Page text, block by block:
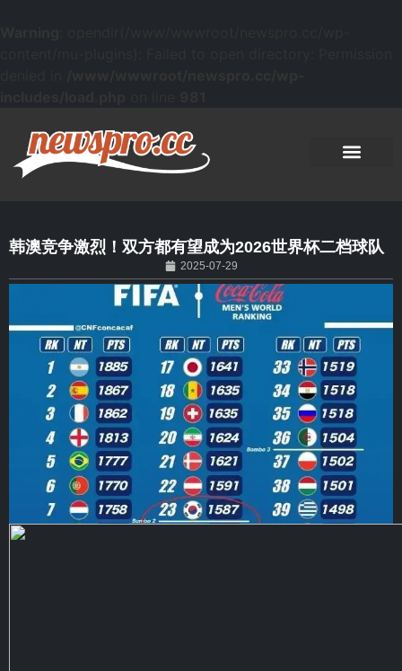
韩澳竞争激烈！双方都有望成为2026世界杯二档球队
2025-07-29